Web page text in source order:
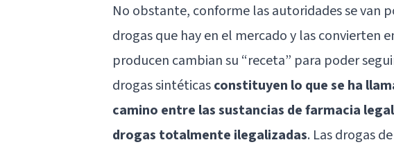
No obstante, conforme las autoridades se van
drogas que hay en el mercado y las convierten
producen cambian su “receta” para poder
drogas sintéticasconstituyen lo que se ha
camino entre las sustancias de farmacia
drogas totalmente ilegalizadas. Las drogas